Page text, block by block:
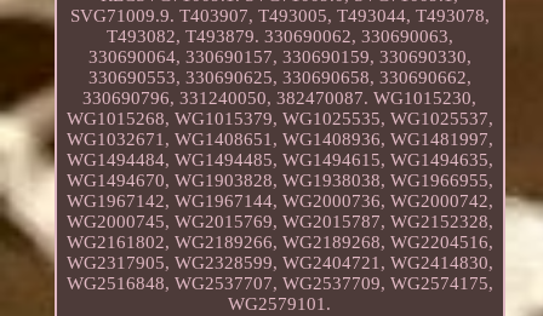
SVG71009.9. T403907, T493005, T493044, T493078,
T493082, T493879. 330690062, 330690063,
330690064, 330690157, 330690159, 330690330,
330690553, 330690625, 330690658, 330690662,
330690796, 331240050, 382470087. WG1015230,
WG1015268, WG1015379, WG1025535, WG1025537,
WG1032671, WG1408651, WG1408936, WG1481997,
WG1494484, WG1494485, WG1494615, WG1494635,
WG1494670, WG1903828, WG1938038, WG1966955,
WG1967142, WG1967144, WG2000736, WG2000742,
WG2000745, WG2015769, WG2015787, WG2152328,
WG2161802, WG2189266, WG2189268, WG2204516,
WG2317905, WG2328599, WG2404721, WG2414830,
WG2516848, WG2537707, WG2537709, WG2574175,
WG2579101.